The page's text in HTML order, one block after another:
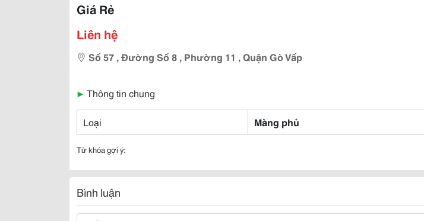
Giá Rẻ
Liên hệ
Số 57 , Đường Số 8 , Phường 11 , Quận Gò Vấp
▶ Thông tin chung
Loại Màng phủ
Từ khóa gợi ý:
Bình luận